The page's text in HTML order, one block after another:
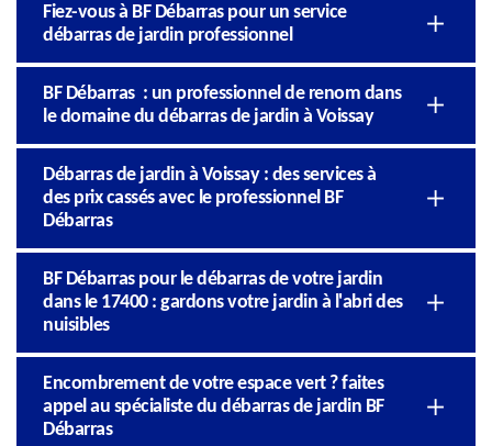
Fiez-vous à BF Débarras pour un service
débarras de jardin professionnel
BF Débarras : un professionnel de renom dans
le domaine du débarras de jardin à Voissay
Débarras de jardin à Voissay : des services à
des prix cassés avec le professionnel BF
Débarras
BF Débarras pour le débarras de votre jardin
dans le 17400 : gardons votre jardin à l'abri des
nuisibles
Encombrement de votre espace vert ? faites
appel au spécialiste du débarras de jardin BF
Débarras